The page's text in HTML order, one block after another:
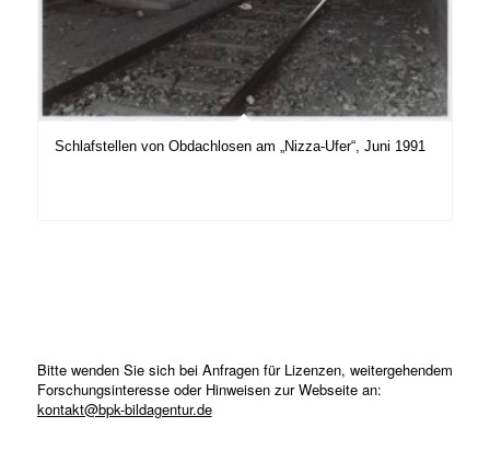
Schlafstellen von Obdachlosen am „Nizza-Ufer“, Juni 1991
Bitte wenden Sie sich bei Anfragen für Lizenzen, weitergehendem
Forschungsinteresse oder Hinweisen zur Webseite an:
kontakt@bpk-bildagentur.de